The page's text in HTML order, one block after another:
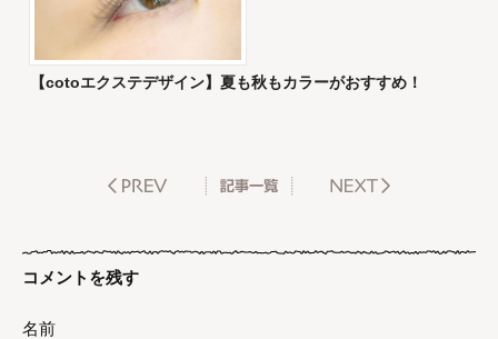
【cotoエクステデザイン】夏も秋もカラーがおすすめ！
コメントを残す
名前